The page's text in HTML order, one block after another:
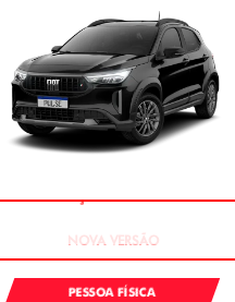
PESSOA FÍSICA